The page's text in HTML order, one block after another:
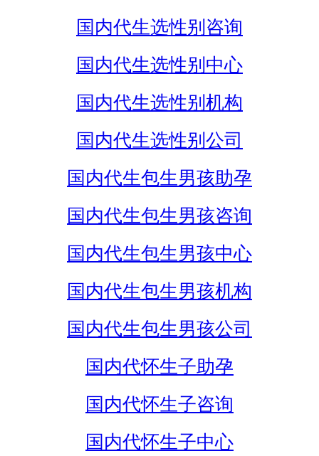
国内代生选性别咨询
国内代生选性别中心
国内代生选性别机构
国内代生选性别公司
国内代生包生男孩助孕
国内代生包生男孩咨询
国内代生包生男孩中心
国内代生包生男孩机构
国内代生包生男孩公司
国内代怀生子助孕
国内代怀生子咨询
国内代怀生子中心